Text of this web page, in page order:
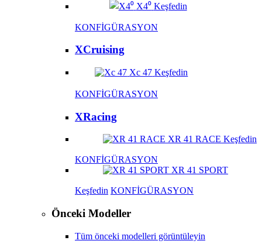
X4⁰ Keşfedin
KONFİGÜRASYON
XCruising
Xc 47 Keşfedin
KONFİGÜRASYON
XRacing
XR 41 RACE Keşfedin
KONFİGÜRASYON
XR 41 SPORT
Keşfedin KONFİGÜRASYON
Önceki Modeller
Tüm önceki modelleri görüntüleyin